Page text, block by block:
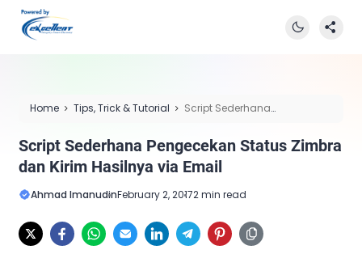
Home Tips, Trick & Tutorial
Script Sederhana
Script Sederhana Pengecekan Status Zimbra
dan Kirim Hasilnya via Email
Ahmad ImanudinFebruary 2, 20172 min read